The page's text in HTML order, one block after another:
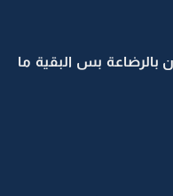
بالرضاعة بس البقية ما